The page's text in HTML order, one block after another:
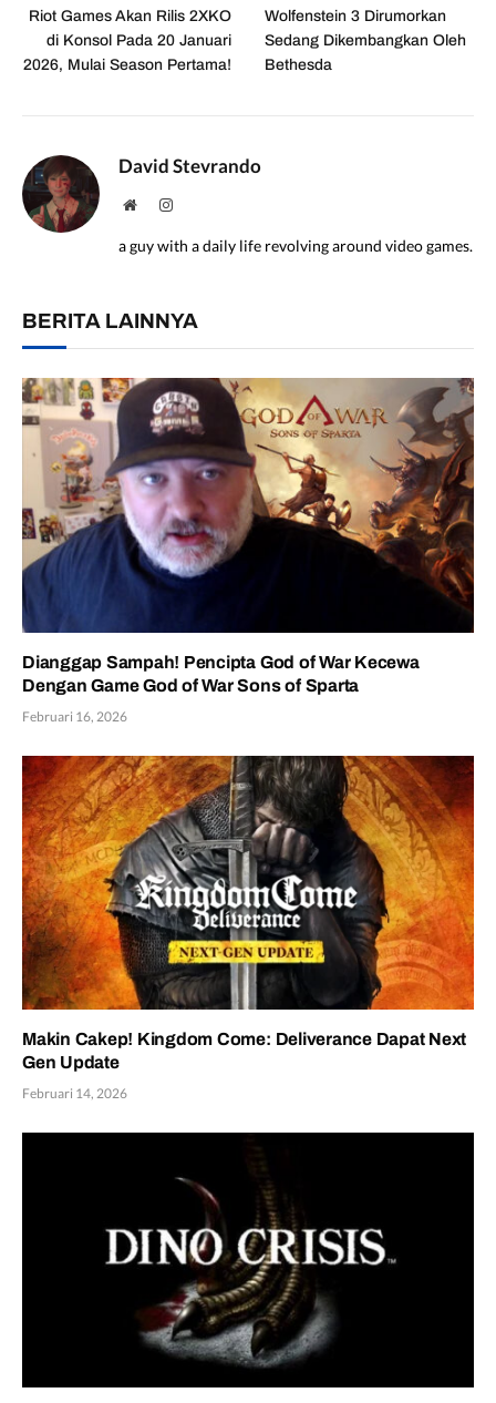
Riot Games Akan Rilis 2XKO
di Konsol Pada 20 Januari
2026, Mulai Season Pertama!
Wolfenstein 3 Dirumorkan
Sedang Dikembangkan Oleh
Bethesda
David Stevrando
WebsiteInstagram
a guy with a daily life revolving around video games.
BERITA LAINNYA
Dianggap Sampah! Pencipta God of War Kecewa
Dengan Game God of War Sons of Sparta
Februari 16, 2026
Makin Cakep! Kingdom Come: Deliverance Dapat Next
Gen Update
Februari 14, 2026